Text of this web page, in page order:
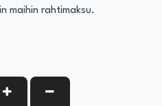
maihin rahtimaksu.
KASVATA MÄÄRÄÄ
VÄHENNÄ MÄÄRÄÄ